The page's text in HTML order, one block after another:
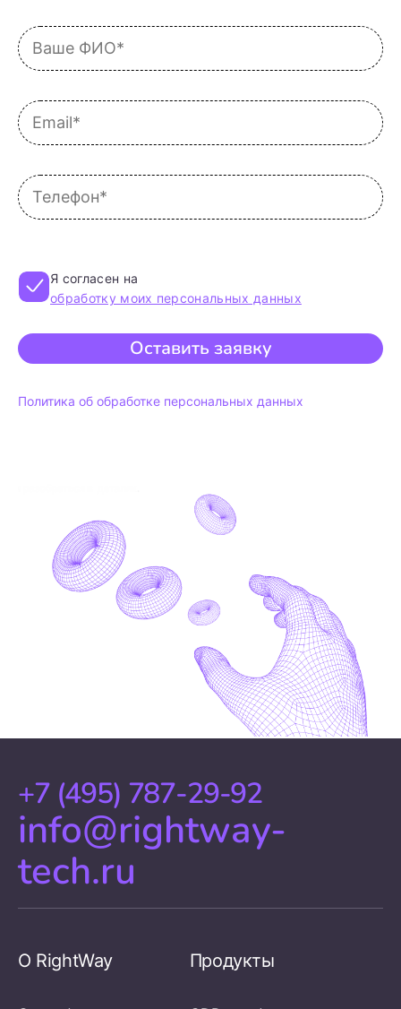
Я согласен на
обработку моих персональных данных
Оставить заявку
Политика об обработке персональных данных
+7 (495) 787-29-92
info@rightway-
tech.ru
О RightWay Продукты